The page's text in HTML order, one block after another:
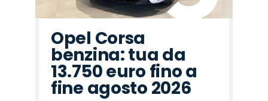
Opel Corsa
benzina: tua da
13.750 euro fino a
fine agosto 2026